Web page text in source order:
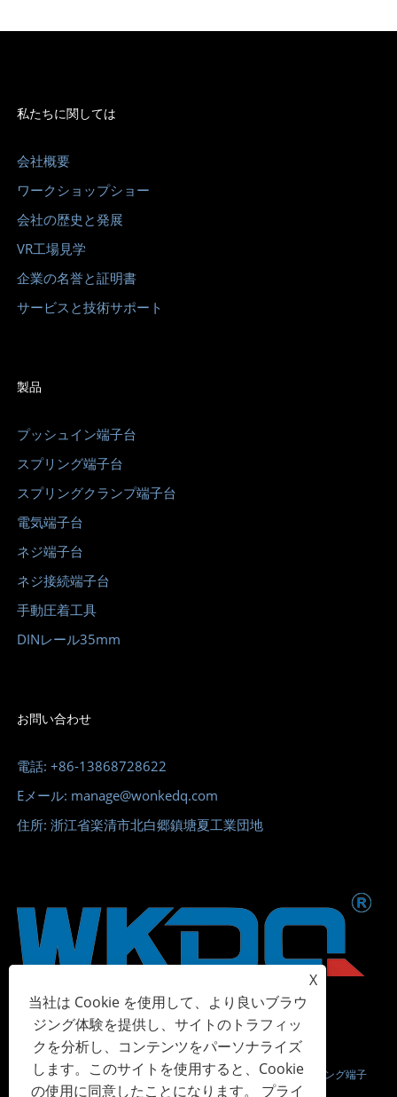
私たちに関しては
会社概要
ワークショップショー
会社の歴史と発展
VR工場見学
企業の名誉と証明書
サービスと技術サポート
製品
プッシュイン端​​子台
スプリング端子台
スプリングクランプ端子台
電気端子台
ネジ端子台
ネジ接続端子台
手動圧着工具
DINレール35mm
お問い合わせ
電話: +86-13868728622
Eメール: manage@wonkedq.com
住所: 浙江省楽清市北白郷鎮塘夏工業団地
Copyright © 2023 Wonke Electric CO.,Ltd. - ネジ端子台、スプリング端子
X
当社は Cookie を使用して、より良いブラウ
ジング体験を提供し、サイトのトラフィッ
クを分析し、コンテンツをパーソナライズ
します。このサイトを使用すると、Cookie
の使用に同意したことになります。 プライ